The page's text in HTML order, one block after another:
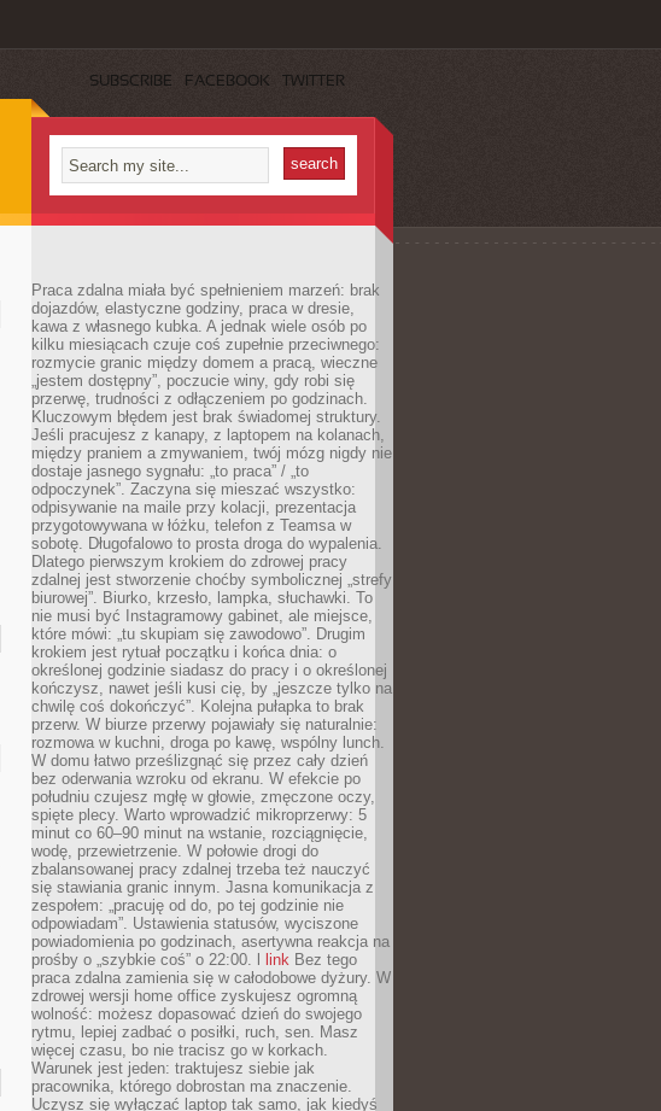
SUBSCRIBE FACEBOOK TWITTER
Praca zdalna miała być spełnieniem marzeń: brak
dojazdów, elastyczne godziny, praca w dresie,
kawa z własnego kubka. A jednak wiele osób po
kilku miesiącach czuje coś zupełnie przeciwnego:
rozmycie granic między domem a pracą, wieczne
„jestem dostępny”, poczucie winy, gdy robi się
przerwę, trudności z odłączeniem po godzinach.
Kluczowym błędem jest brak świadomej struktury.
Jeśli pracujesz z kanapy, z laptopem na kolanach,
między praniem a zmywaniem, twój mózg nigdy nie
dostaje jasnego sygnału: „to praca” / „to
odpoczynek”. Zaczyna się mieszać wszystko:
odpisywanie na maile przy kolacji, prezentacja
przygotowywana w łóżku, telefon z Teamsa w
sobotę. Długofalowo to prosta droga do wypalenia.
Dlatego pierwszym krokiem do zdrowej pracy
zdalnej jest stworzenie choćby symbolicznej „strefy
biurowej”. Biurko, krzesło, lampka, słuchawki. To
nie musi być Instagramowy gabinet, ale miejsce,
które mówi: „tu skupiam się zawodowo”. Drugim
krokiem jest rytuał początku i końca dnia: o
określonej godzinie siadasz do pracy i o określonej
kończysz, nawet jeśli kusi cię, by „jeszcze tylko na
chwilę coś dokończyć”. Kolejna pułapka to brak
przerw. W biurze przerwy pojawiały się naturalnie:
rozmowa w kuchni, droga po kawę, wspólny lunch.
W domu łatwo prześlizgnąć się przez cały dzień
bez oderwania wzroku od ekranu. W efekcie po
południu czujesz mgłę w głowie, zmęczone oczy,
spięte plecy. Warto wprowadzić mikroprzerwy: 5
minut co 60–90 minut na wstanie, rozciągnięcie,
wodę, przewietrzenie. W połowie drogi do
zbalansowanej pracy zdalnej trzeba też nauczyć
się stawiania granic innym. Jasna komunikacja z
zespołem: „pracuję od do, po tej godzinie nie
odpowiadam”. Ustawienia statusów, wyciszone
powiadomienia po godzinach, asertywna reakcja na
prośby o „szybkie coś” o 22:00. l
link Bez tego
praca zdalna zamienia się w całodobowe dyżury. W
zdrowej wersji home office zyskujesz ogromną
wolność: możesz dopasować dzień do swojego
rytmu, lepiej zadbać o posiłki, ruch, sen. Masz
więcej czasu, bo nie tracisz go w korkach.
Warunek jest jeden: traktujesz siebie jak
pracownika, którego dobrostan ma znaczenie.
Uczysz się wyłączać laptop tak samo, jak kiedyś